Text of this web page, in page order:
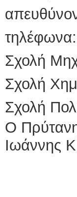
τηλέφωνα:
Σχολή
Σχολή
Σχολή
Ο
Ιωάννης